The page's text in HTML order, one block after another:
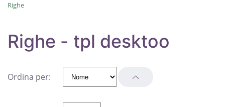
Righe
Righe - tpl desktoo
Ordina per: